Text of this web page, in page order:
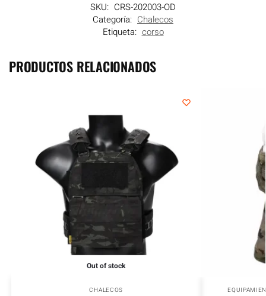
SKU: CRS-202003-OD
Categoría: Chalecos
Etiqueta: corso
PRODUCTOS RELACIONADOS
Out of stock
CHALECOS